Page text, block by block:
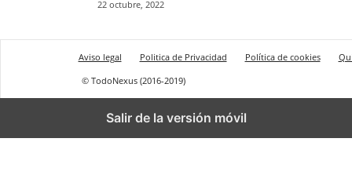
22 octubre, 2022
Aviso legal Politica de Privacidad Política de cookies
© TodoNexus (2016-2019)
Salir de la versión móvil